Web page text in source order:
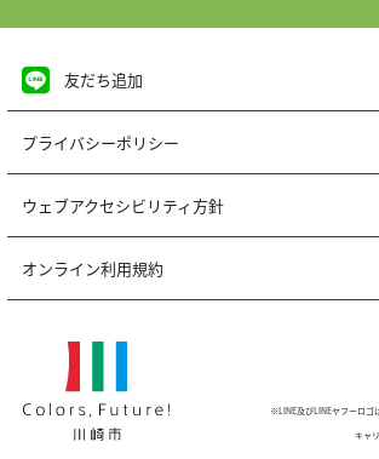
友だち追加
プライバシーポリシー
ウェブアクセシビリティ方針
オンライン利用規約
※LINE及びLINEヤフーロゴ
キャ